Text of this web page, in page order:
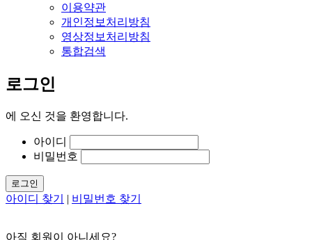
이용약관
개인정보처리방침
영상정보처리방침
통합검색
로그인
에 오신 것을 환영합니다.
아이디
비밀번호
로그인
아이디 찾기 | 비밀번호 찾기
아직 회원이 아니세요?